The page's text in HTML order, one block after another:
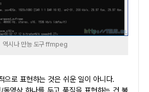
역시나 만능 도구 ffmpeg
으로 표현하는 것은 쉬운 일이 아니다.